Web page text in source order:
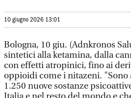
10 giugno 2026 13:01
Bologna, 10 giu. (Adnkronos
sintetici alla ketamina, dalla
con effetti atropinici, fino ai
oppioidi come i nitazeni. "Sono
1.250 nuove sostanze